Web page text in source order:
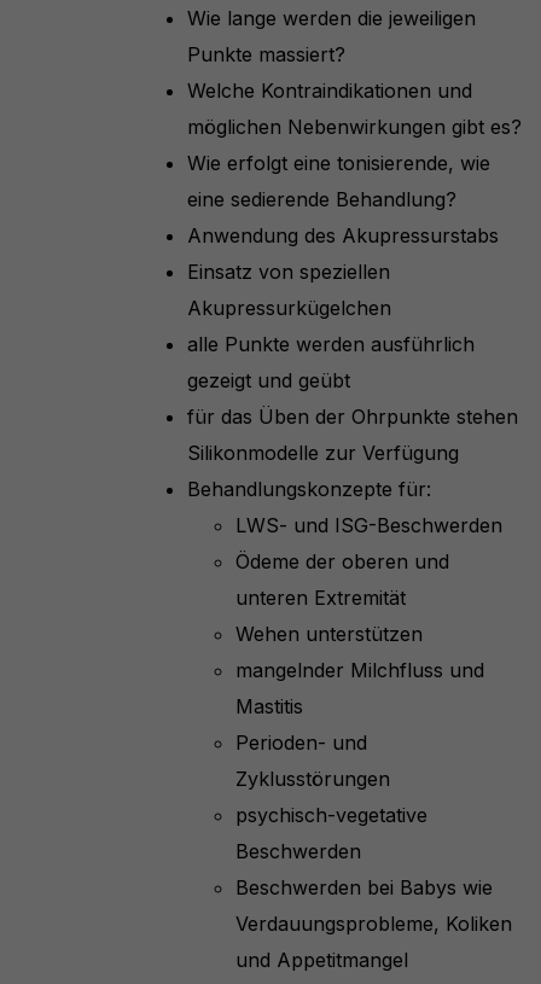
Wie lange werden die jeweiligen
Punkte massiert?
Welche Kontraindikationen und
möglichen Nebenwirkungen gibt es?
Wie erfolgt eine tonisierende, wie
eine sedierende Behandlung?
Anwendung des Akupressurstabs
Einsatz von speziellen
Akupressurkügelchen
alle Punkte werden ausführlich
gezeigt und geübt
für das Üben der Ohrpunkte stehen
Silikonmodelle zur Verfügung
Behandlungskonzepte für:
LWS- und ISG-Beschwerden
Ödeme der oberen und
unteren Extremität
Wehen unterstützen
mangelnder Milchfluss und
Mastitis
Perioden- und
Zyklusstörungen
psychisch-vegetative
Beschwerden
Beschwerden bei Babys wie
Verdauungsprobleme, Koliken
und Appetitmangel